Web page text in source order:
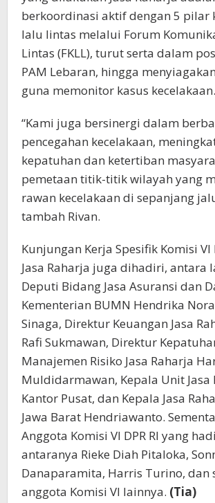
berkoordinasi aktif dengan 5 pilar
lalu lintas melalui Forum
Lintas (FKLL), turut serta dalam
PAM Lebaran, hingga
guna memonitor kasus kecelakaan.
“Kami juga bersinergi dalam
pencegahan kecelakaan,
kepatuhan dan ketertiban
pemetaan titik-titik wilayah yang
rawan kecelakaan di sepanjang
tambah Rivan.
Kunjungan Kerja Spesifik Komisi VI
Jasa Raharja juga dihadiri, antara
Deputi Bidang Jasa Asuransi dan
Kementerian BUMN Hendrika
Sinaga, Direktur Keuangan Jasa
Rafi Sukmawan, Direktur
Manajemen Risiko Jasa Raharja
Muldidarmawan, Kepala Unit Jasa
Kantor Pusat, dan Kepala Jasa
Jawa Barat Hendriawanto.
Anggota Komisi VI DPR RI yang
antaranya Rieke Diah Pitaloka,
Danaparamita, Harris Turino, dan
anggota Komisi VI lainnya. (Tia)